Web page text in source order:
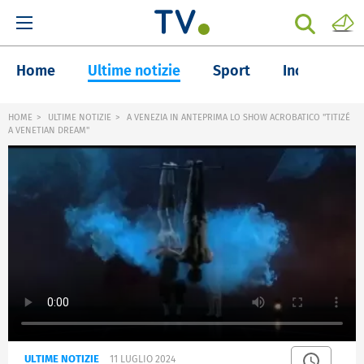
Home Ultime notizie Sport Inchieste
HOME ULTIME NOTIZIE
A VENEZIA IN ANTEPRIMA LO SHOW ACROBATICO "TITIZÉ
A VENETIAN DREAM"
ULTIME NOTIZIE 11 LUGLIO 2024